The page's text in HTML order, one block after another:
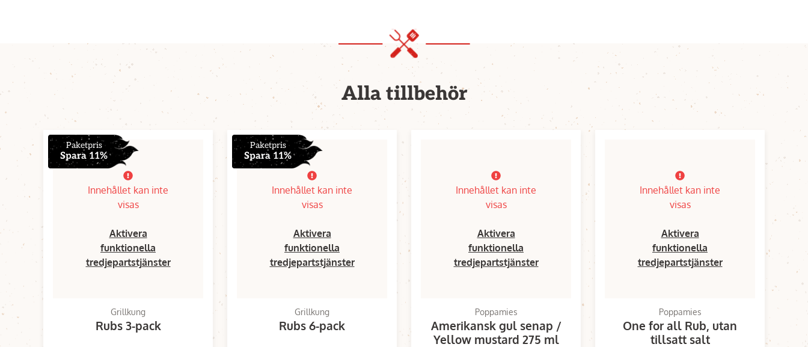
Alla tillbehör
Paketpris
Spara 11%
Innehållet kan inte
visas
Aktivera
funktionella
tredjepartstjänster
Grillkung
Rubs 3-pack
Paketpris
Spara 11%
Innehållet kan inte
visas
Aktivera
funktionella
tredjepartstjänster
Grillkung
Rubs 6-pack
Innehållet kan inte
visas
Aktivera
funktionella
tredjepartstjänster
Poppamies
Amerikansk gul senap /
Yellow mustard 275 ml
Innehållet kan inte
visas
Aktivera
funktionella
tredjepartstjänster
Poppamies
One for all Rub, utan
tillsatt salt